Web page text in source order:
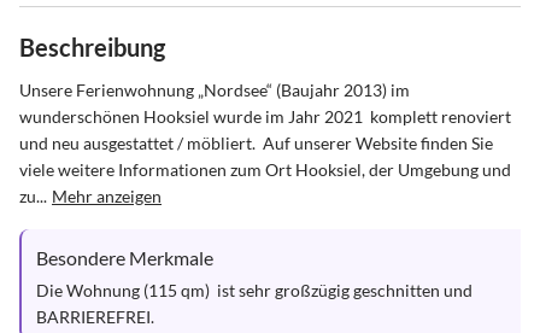
Beschreibung
Unsere Ferienwohnung „Nordsee“ (Baujahr 2013) im
wunderschönen Hooksiel wurde im Jahr 2021  komplett renoviert
und neu ausgestattet / möbliert.  Auf unserer Website finden Sie
viele weitere Informationen zum Ort Hooksiel, der Umgebung und
zu... Mehr anzeigen
Besondere Merkmale
Die Wohnung (115 qm)  ist sehr großzügig geschnitten und
BARRIEREFREI.